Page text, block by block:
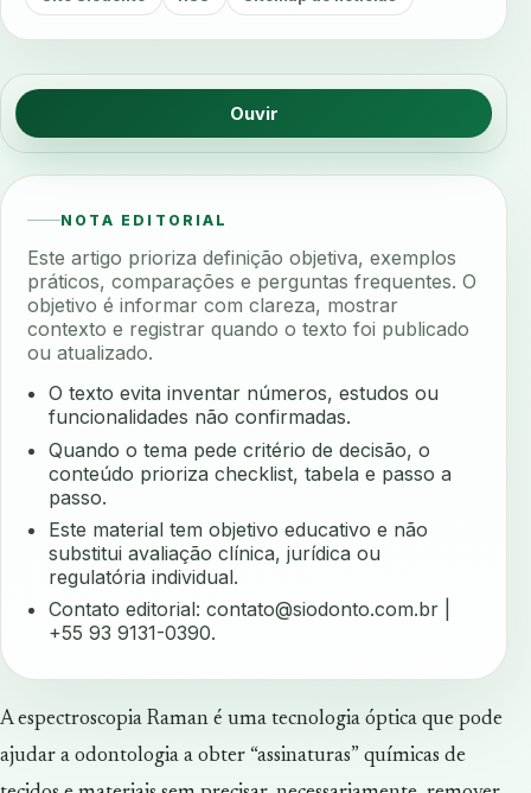
Ouvir
NOTA EDITORIAL
Este artigo prioriza definição objetiva, exemplos
práticos, comparações e perguntas frequentes. O
objetivo é informar com clareza, mostrar
contexto e registrar quando o texto foi publicado
ou atualizado.
O texto evita inventar números, estudos ou
funcionalidades não confirmadas.
Quando o tema pede critério de decisão, o
conteúdo prioriza checklist, tabela e passo a
passo.
Este material tem objetivo educativo e não
substitui avaliação clínica, jurídica ou
regulatória individual.
Contato editorial:contato@siodonto.com.br
+55 93 9131-0390.
A espectroscopia Raman é uma tecnologia óptica que pode
ajudar a odontologia a obter “assinaturas” químicas de